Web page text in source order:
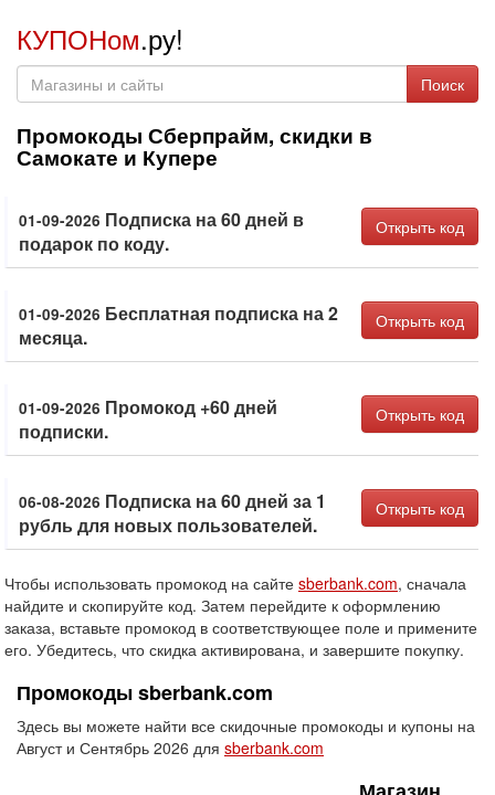
КУПОНом.ру!
Поиск
Промокоды Сберпрайм, скидки в
Самокате и Купере
01-09-2026 Подписка на 60 дней в
подарок по коду.
Открыть код
01-09-2026 Бесплатная подписка на 2
месяца.
Открыть код
01-09-2026 Промокод +60 дней
подписки.
Открыть код
06-08-2026 Подписка на 60 дней за 1
рубль для новых пользователей.
Открыть код
Чтобы использовать промокод на сайте sberbank.com, сначала
найдите и скопируйте код. Затем перейдите к оформлению
заказа, вставьте промокод в соответствующее поле и примените
его. Убедитесь, что скидка активирована, и завершите покупку.
Промокоды sberbank.com
Здесь вы можете найти все скидочные промокоды и купоны на
Август и Сентябрь 2026 для sberbank.com